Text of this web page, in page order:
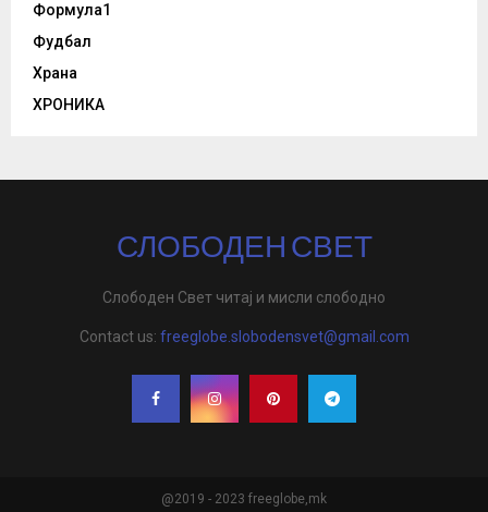
Формула1
Фудбал
Храна
ХРОНИКА
СЛОБОДЕН СВЕТ
Слободен Свет читај и мисли слободно
Contact us: freeglobe.slobodensvet@gmail.com
@2019 - 2023 freeglobe,mk